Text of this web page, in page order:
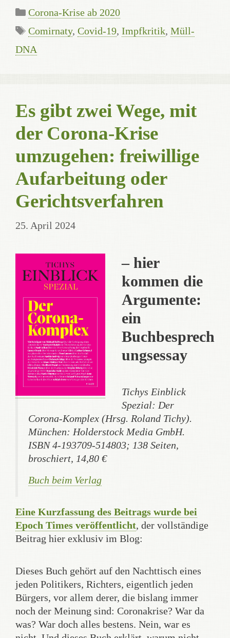
Kategorien
Corona-Krise ab 2020
Schlagwörter
Comirnaty, Covid-19, Impfkritik, Müll-
DNA
Es gibt zwei Wege, mit
der Corona-Krise
umzugehen: freiwillige
Aufarbeitung oder
Gerichtsverfahren
25. April 2024
– hier
kommen die
Argumente:
ein
Buchbesprech
ungsessay
Tichys Einblick
Spezial: Der
Corona-Komplex (Hrsg. Roland Tichy).
München: Holderstock Media GmbH.
ISBN 4-193709-514803; 138 Seiten,
broschiert, 14,80 €
Buch beim Verlag
Eine Kurzfassung des Beitrags wurde bei
Epoch Times veröffentlicht, der vollständige
Beitrag hier exklusiv im Blog:
Dieses Buch gehört auf den Nachttisch eines
jeden Politikers, Richters, eigentlich jeden
Bürgers, vor allem derer, die bislang immer
noch der Meinung sind: Coronakrise? War da
was? War doch alles bestens. Nein, war es